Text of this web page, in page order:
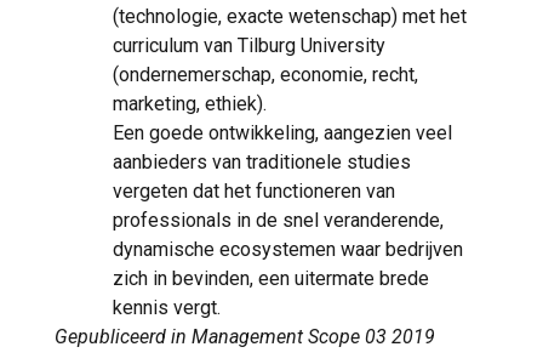
(technologie, exacte wetenschap) met het
curriculum van Tilburg University
(ondernemerschap, economie, recht,
marketing, ethiek).
Een goede ontwikkeling, aangezien veel
aanbieders van traditionele studies
vergeten dat het functioneren van
professionals in de snel veranderende,
dynamische ecosystemen waar bedrijven
zich in bevinden, een uitermate brede
kennis vergt.
Gepubliceerd in Management Scope 03 2019